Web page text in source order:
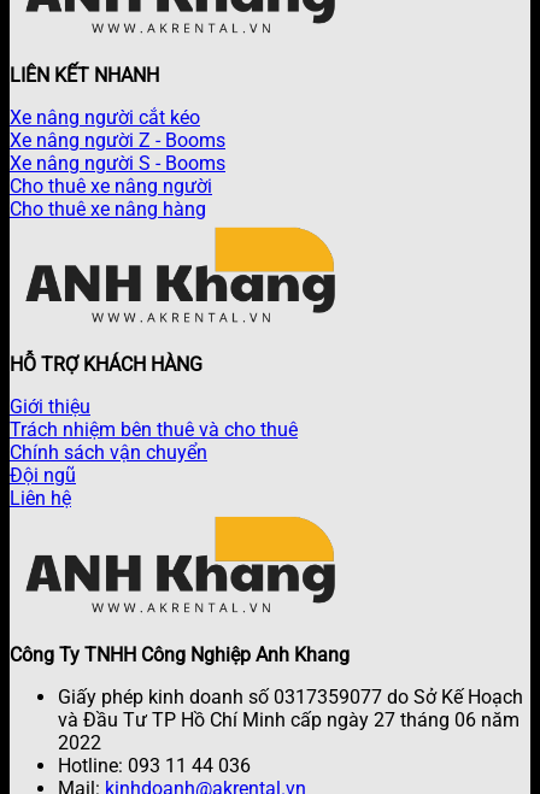
LIÊN KẾT NHANH
Xe nâng người cắt kéo
Xe nâng người Z - Booms
Xe nâng người S - Booms
Cho thuê xe nâng người
Cho thuê xe nâng hàng
HỖ TRỢ KHÁCH HÀNG
Giới thiệu
Trách nhiệm bên thuê và cho thuê
Chính sách vận chuyển
Đội ngũ
Liên hệ
Công Ty TNHH Công Nghiệp Anh Khang
Giấy phép kinh doanh số 0317359077 do Sở Kế Hoạch
và Đầu Tư TP Hồ Chí Minh cấp ngày 27 tháng 06 năm
2022
Hotline: 093 11 44 036
Mail: kinhdoanh@akrental.vn